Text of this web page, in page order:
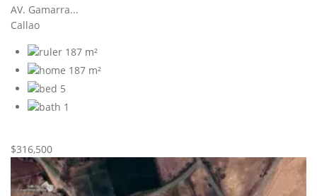
AV. Gamarra...
Callao
187 m²
187 m²
5
1
$316,500